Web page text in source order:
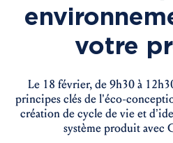
votre
Le 18 février, de 9h30 à
principes clés de l’éco-
création de cycle de vie et
système produit avec